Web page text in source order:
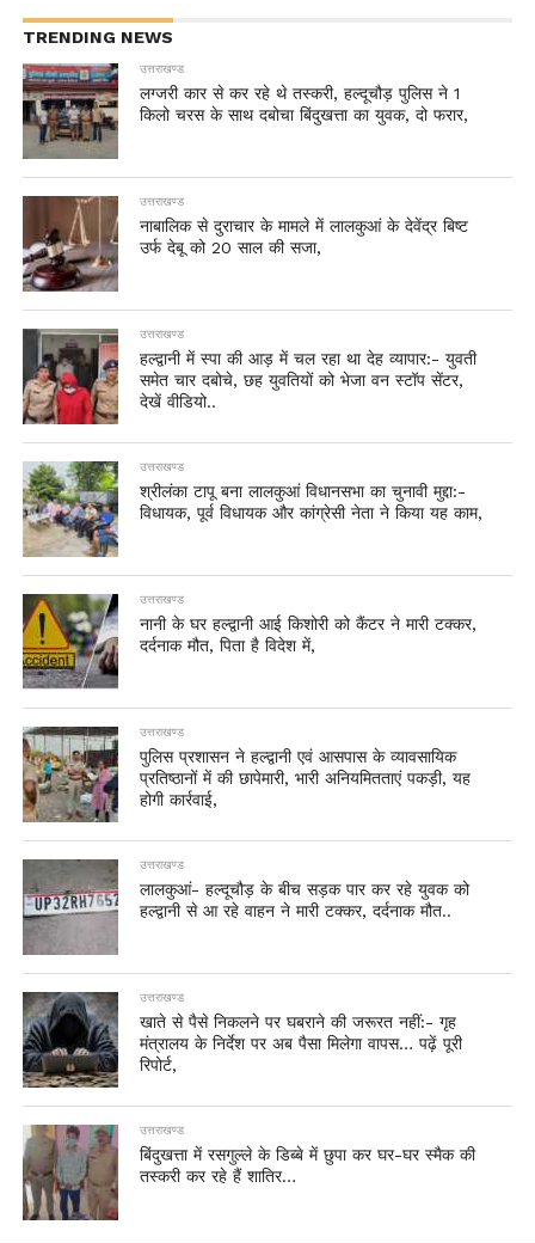
TRENDING NEWS
उत्तराखण्ड
लग्जरी कार से कर रहे थे तस्करी, हल्दूचौड़ पुलिस ने 1
किलो चरस के साथ दबोचा बिंदुखत्ता का युवक, दो फरार,
उत्तराखण्ड
नाबालिक से दुराचार के मामले में लालकुआं के देवेंद्र बिष्ट
उर्फ देबू को 20 साल की सजा,
उत्तराखण्ड
हल्द्वानी में स्पा की आड़ में चल रहा था देह व्यापार:- युवती
समेत चार दबोचे, छह युवतियों को भेजा वन स्टॉप सेंटर,
देखें वीडियो..
उत्तराखण्ड
श्रीलंका टापू बना लालकुआं विधानसभा का चुनावी मुद्दा:-
विधायक, पूर्व विधायक और कांग्रेसी नेता ने किया यह काम,
उत्तराखण्ड
नानी के घर हल्द्वानी आई किशोरी को कैंटर ने मारी टक्कर,
दर्दनाक मौत, पिता है विदेश में,
उत्तराखण्ड
पुलिस प्रशासन ने हल्द्वानी एवं आसपास के व्यावसायिक
प्रतिष्ठानों में की छापेमारी, भारी अनियमितताएं पकड़ी, यह
होगी कार्रवाई,
उत्तराखण्ड
लालकुआं- हल्दूचौड़ के बीच सड़क पार कर रहे युवक को
हल्द्वानी से आ रहे वाहन ने मारी टक्कर, दर्दनाक मौत..
उत्तराखण्ड
खाते से पैसे निकलने पर घबराने की जरूरत नहीं:- गृह
मंत्रालय के निर्देश पर अब पैसा मिलेगा वापस… पढ़ें पूरी
रिपोर्ट,
उत्तराखण्ड
बिंदुखत्ता में रसगुल्ले के डिब्बे में छुपा कर घर-घर स्मैक की
तस्करी कर रहे हैं शातिर…